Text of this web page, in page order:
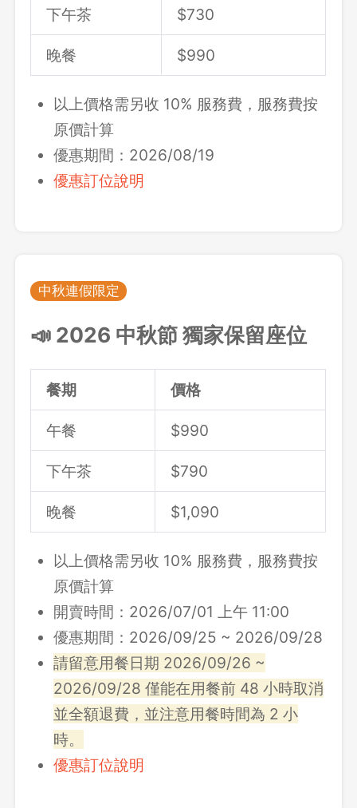
下午茶 $730
晚餐 $990
以上價格需另收 10% 服務費，服務費按
原價計算
優惠期間：2026/08/19
優惠訂位說明
中秋連假限定
📣 2026 中秋節 獨家保留座位
餐期 價格
午餐 $990
下午茶 $790
晚餐 $1,090
以上價格需另收 10% 服務費，服務費按
原價計算
開賣時間：2026/07/01 上午 11:00
優惠期間：2026/09/25 ~ 2026/09/28
請留意用餐日期 2026/09/26 ~
2026/09/28 僅能在用餐前 48 小時取消
並全額退費，並注意用餐時間為 2 小
時。
優惠訂位說明